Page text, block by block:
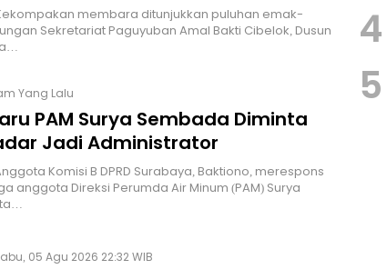
Kekompakan membara ditunjukkan puluhan emak-
Sekretariat Paguyuban Amal Bakti Cibelok, Dusun
Yang Lalu
PAM Surya Sembada Diminta
Jadi Administrator
Komisi B DPRD Surabaya, Baktiono, merespons
anggota Direksi Perumda Air Minum (PAM) Surya
05 Agu 2026 22:32 WIB
4
5